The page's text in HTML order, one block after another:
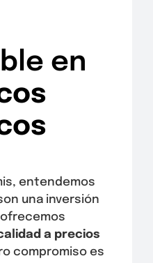
en
entendemos
una inversión
a precios
compromiso es